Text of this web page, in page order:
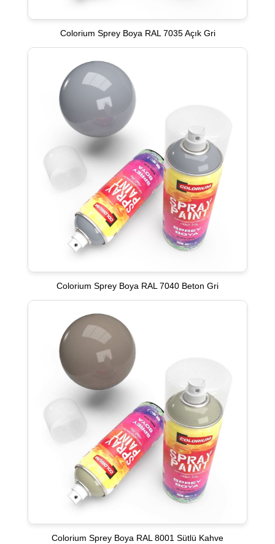
Colorium Sprey Boya RAL 7035 Açık Gri
Colorium Sprey Boya RAL 7040 Beton Gri
Colorium Sprey Boya RAL 8001 Sütlü Kahve